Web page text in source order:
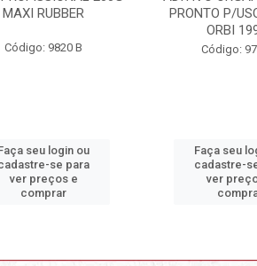
PRONTO P/USO 1 LITRO
Código: 9730 C
Faça seu login ou
cadastre-se para
ver preços e
comprar
Faça
ver